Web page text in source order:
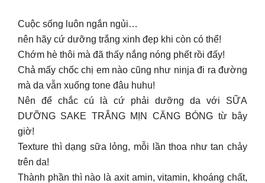
Cuộc sống luôn ngắn ngủi…
nên hãy cứ dưỡng trắng xinh đẹp khi còn có thể!
Chớm hè thôi mà đã thấy nắng nóng phết rồi đấy!
Chả mấy chốc chị em nào cũng như ninja đi ra đường
mà da vẫn xuống tone đâu huhu!
Nên để chắc cú là cứ phải dưỡng da với SỮA
DƯỠNG SAKE TRẮNG MỊN CĂNG BÓNG từ bây
giờ!
Texture thì dạng sữa lỏng, mỗi lần thoa như tan chảy
trên da!
Thành phần thì nào là axit amin, vitamin, khoáng chất,